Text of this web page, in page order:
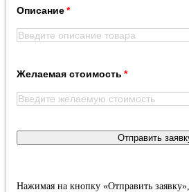
Описание
Желаемая стоимость
Отправить
Нажимая на кнопку «Отправить